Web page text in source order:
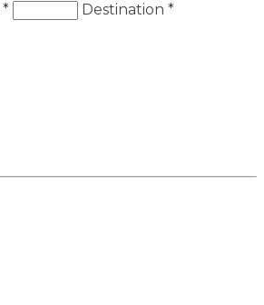
* Destination *